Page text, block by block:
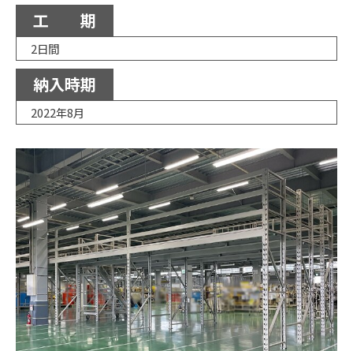
工 期
2日間
納入時期
2022年8月